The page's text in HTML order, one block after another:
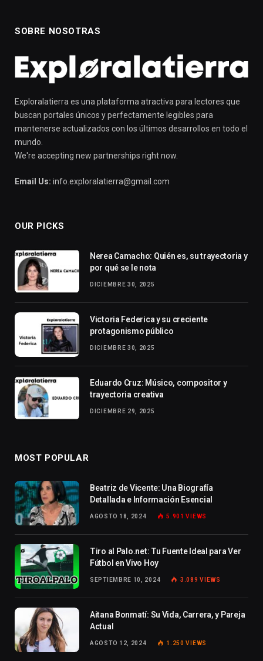
SOBRE NOSOTRAS
Exploralatierra es una plataforma atractiva para lectores que
buscan portales únicos y perfectamente legibles para
mantenerse actualizados con los últimos desarrollos en todo el
mundo.
We're accepting new partnerships right now.
Email Us: info.exploralatierra@gmail.com
OUR PICKS
Nerea Camacho: Quién es, su trayectoria y
por qué se le nota
DICIEMBRE 30, 2025
Victoria Federica y su creciente
protagonismo público
DICIEMBRE 30, 2025
Eduardo Cruz: Músico, compositor y
trayectoria creativa
DICIEMBRE 29, 2025
MOST POPULAR
Beatriz de Vicente: Una Biografía
Detallada e Información Esencial
AGOSTO 18, 2024 5.901VIEWS
Tiro al Palo.net: Tu Fuente Ideal para Ver
Fútbol en Vivo Hoy
SEPTIEMBRE 10, 2024 3.089VIEWS
Aitana Bonmatí: Su Vida, Carrera, y Pareja
Actual
AGOSTO 12, 2024 1.250VIEWS